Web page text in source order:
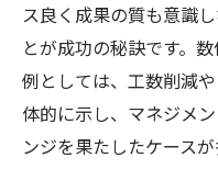
ス良く成果の質も意識
とが成功の秘訣です。
例としては、工数削減
体的に示し、マネジメ
ンジを果たしたケースが